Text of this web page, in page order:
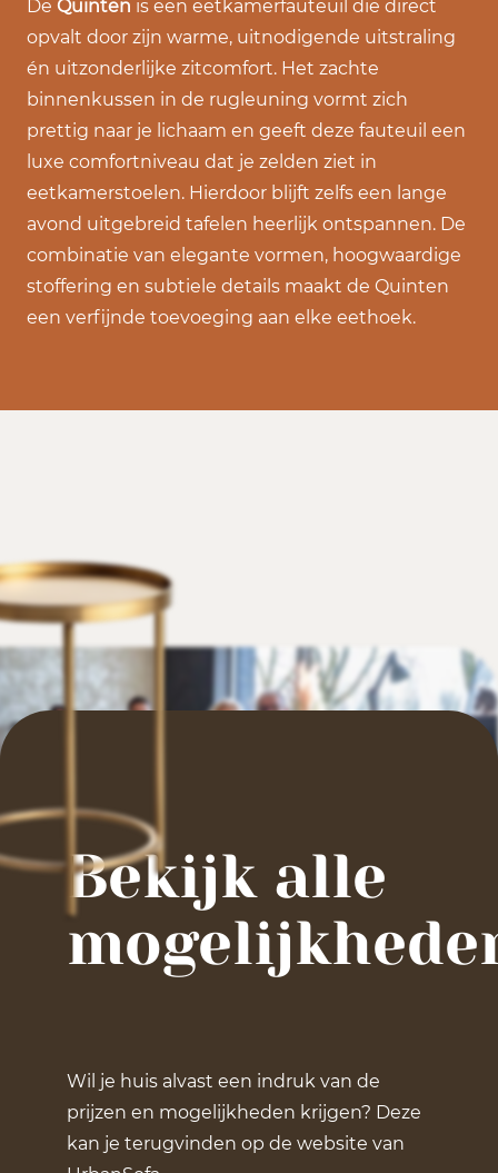
De Quinten is een eetkamerfauteuil die direct
opvalt door zijn warme, uitnodigende uitstraling
én uitzonderlijke zitcomfort. Het zachte
binnenkussen in de rugleuning vormt zich
prettig naar je lichaam en geeft deze fauteuil een
luxe comfortniveau dat je zelden ziet in
eetkamerstoelen. Hierdoor blijft zelfs een lange
avond uitgebreid tafelen heerlijk ontspannen. De
combinatie van elegante vormen, hoogwaardige
stoffering en subtiele details maakt de Quinten
een verfijnde toevoeging aan elke eethoek.
Bekijk alle
Wil je huis alvast een indruk van de
prijzen en mogelijkheden krijgen? Deze
kan je terugvinden op de website van